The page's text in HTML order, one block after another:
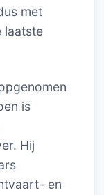
met
laatste
is
Hij
en